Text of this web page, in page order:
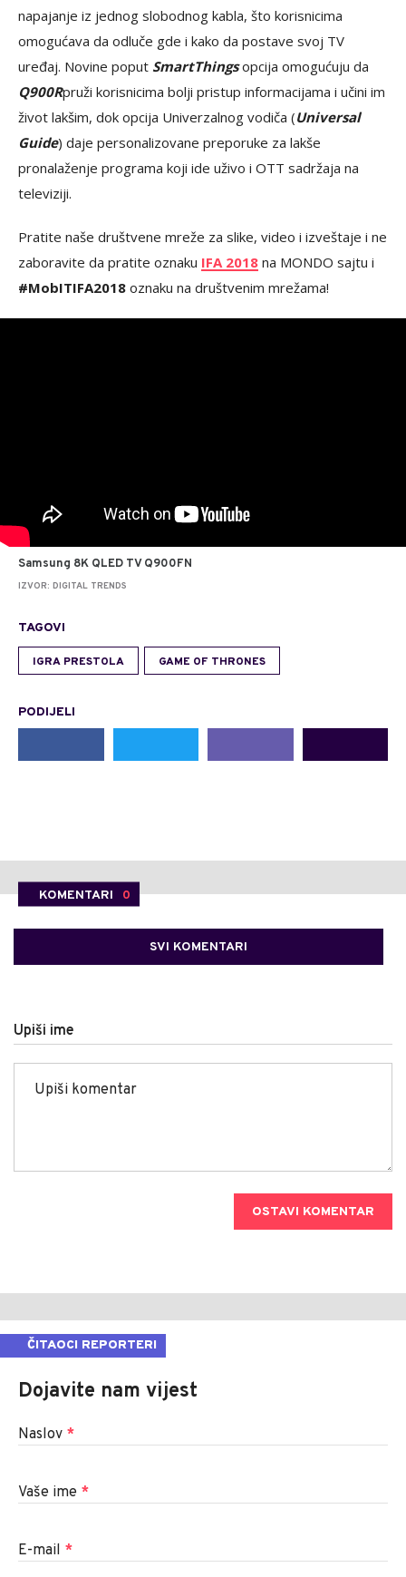
napajanje iz jednog slobodnog kabla, što korisnicima
omogućava da odluče gde i kako da postave svoj TV
uređaj. Novine poput SmartThingsopcija omogućuju da
Q900Rpruži korisnicima bolji pristup informacijama i učini im
život lakšim, dok opcija Univerzalnog vodiča (Universal
Guide) daje personalizovane preporuke za lakše
pronalaženje programa koji ide uživo i OTT sadržaja na
televiziji.
Pratite naše društvene mreže za slike, video i izveštaje i ne
zaboravite da pratite oznaku IFA 2018 na MONDO sajtu i
#MobITIFA2018 oznaku na društvenim mrežama!
Samsung 8K QLED TV Q900FN
IZVOR: DIGITAL TRENDS
TAGOVI
IGRA PRESTOLA GAME OF THRONES
PODIJELI
KOMENTARI 0
SVI KOMENTARI
Upiši ime
OSTAVI KOMENTAR
ČITAOCI REPORTERI
Dojavite nam vijest
Naslov *
Vaše ime *
E-mail *